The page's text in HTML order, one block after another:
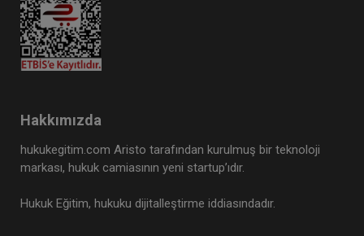
Hakkımızda
hukukegitim.com Aristo tarafından kurulmuş bir teknoloji
markası, hukuk camiasının yeni startup’ıdır.
Hukuk Eğitim, hukuku dijitalleştirme iddiasındadır.